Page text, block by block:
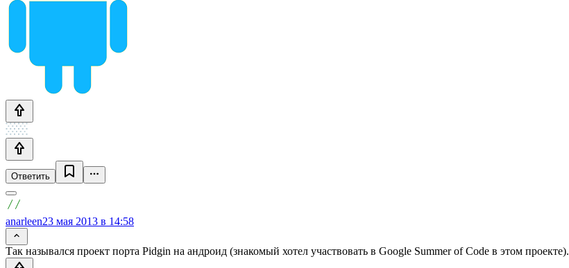
Ответить
anarleen23 мая 2013 в 14:58
Так назывался проект порта Pidgin на андроид (знакомый хотел участвовать в Google Summer of Code в этом проекте).